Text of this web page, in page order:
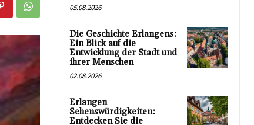
05.08.2026
Die Geschichte Erlangens:
Ein Blick auf die
Entwicklung der Stadt und
ihrer Menschen
02.08.2026
Erlangen
Sehenswürdigkeiten:
Entdecken Sie die